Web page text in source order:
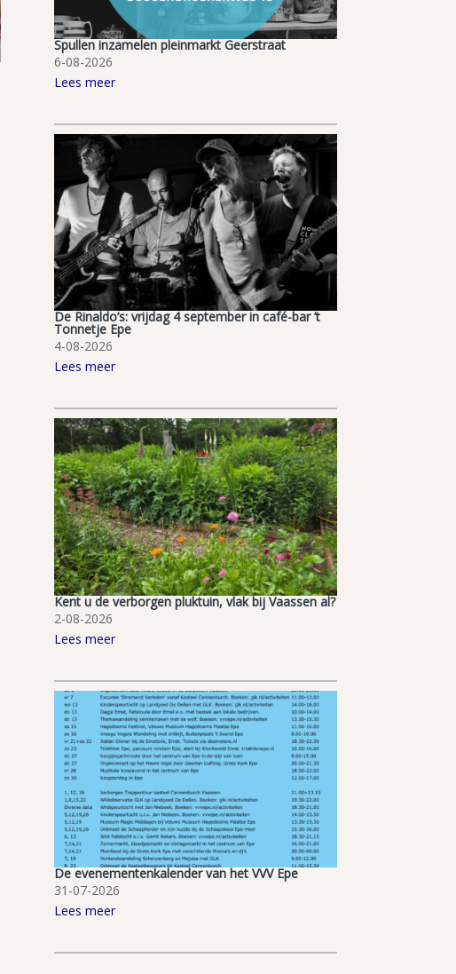
Spullen inzamelen pleinmarkt Geerstraat
6-08-2026
Lees meer
De Rinaldo’s: vrijdag 4 september in café-bar ’t
Tonnetje Epe
4-08-2026
Lees meer
Kent u de verborgen pluktuin, vlak bij Vaassen al?
2-08-2026
Lees meer
De evenementenkalender van het VVV Epe
31-07-2026
Lees meer